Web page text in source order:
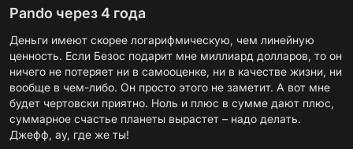
Pando через 4 года
Деньги имеют скорее логарифмическую, чем линейную
ценность. Если Безос подарит мне миллиард долларов, то он
ничего не потеряет ни в самооценке, ни в качестве жизни, ни
вообще в чем-либо. Он просто этого не заметит. А вот мне
будет чертовски приятно. Ноль и плюс в сумме дают плюс,
суммарное счастье планеты вырастет – надо делать.
Джефф, ау, где же ты!